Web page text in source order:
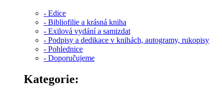
- Edice
- Bibliofilie a krásná kniha
- Exilová vydání a samizdat
- Podpisy a dedikace v knihách, autogramy, rukopisy
- Pohlednice
- Doporučujeme
Kategorie: